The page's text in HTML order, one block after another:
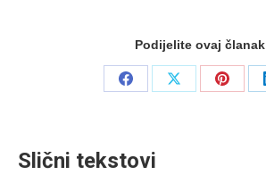
Podijelite ovaj članak
Share
Share
Share
Slični tekstovi